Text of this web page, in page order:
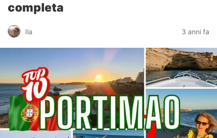
completa
Ila 3 anni fa